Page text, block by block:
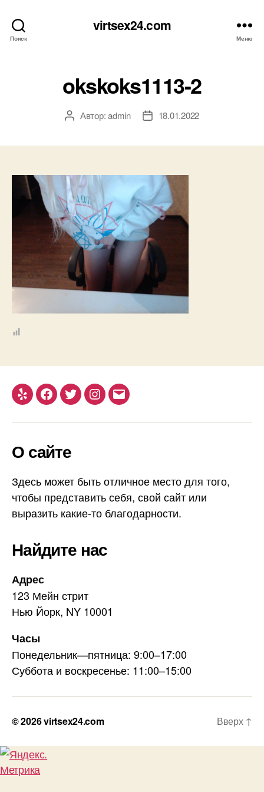
Поиск
virtsex24.com
Меню
okskoks1113-2
АвторАвтор:admin
Дата18.01.2022
Yelp Facebook
TwitterInstagram
Email
О сайте
Здесь может быть отличное место для того,
чтобы представить себя, свой сайт или
выразить какие-то благодарности.
Найдите нас
Адрес
123 Мейн стрит
Нью Йорк, NY 10001
Часы
Понедельник—пятница: 9:00–17:00
Суббота и воскресенье: 11:00–15:00
© 2026virtsex24.com Вверх ↑